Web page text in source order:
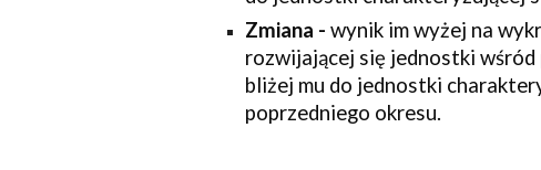
Zmiana - wynik im wyżej na
rozwijającej się jednostki wśród
bliżej mu do jednostki
poprzedniego okresu.